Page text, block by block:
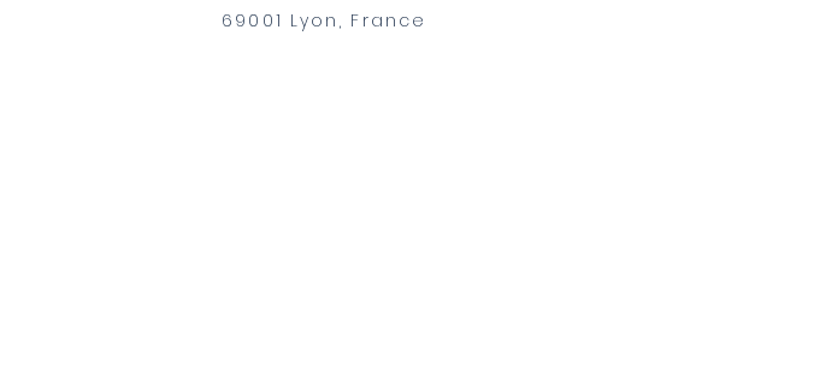
69001 Lyon, France